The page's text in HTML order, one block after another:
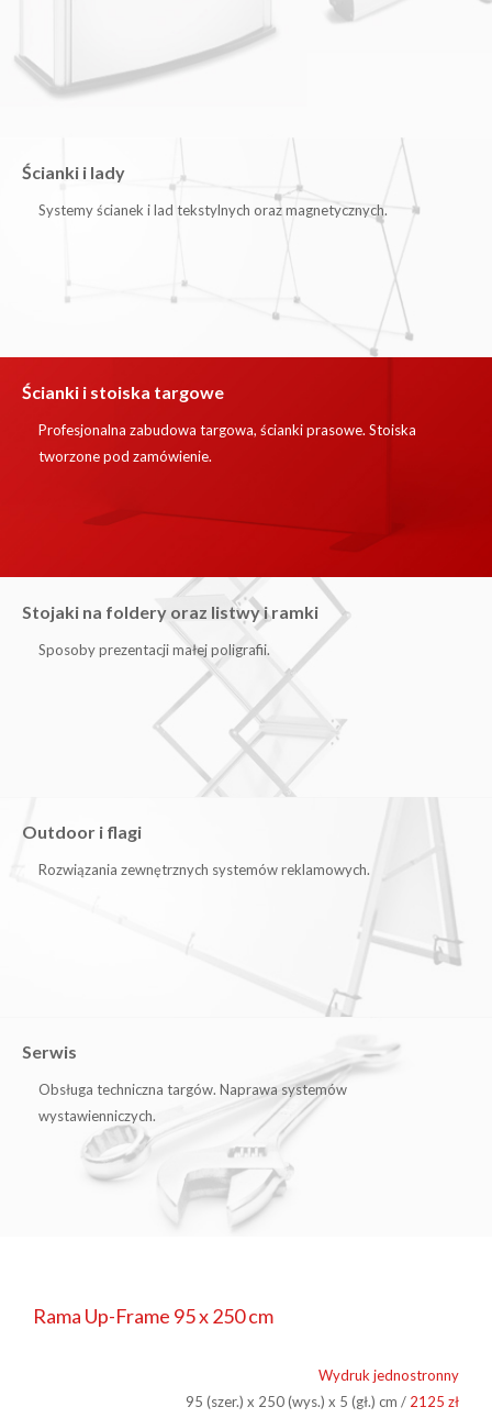
Ścianki i lady
Systemy ścianek i lad tekstylnych oraz magnetycznych.
Ścianki i stoiska targowe
Profesjonalna zabudowa targowa, ścianki prasowe. Stoiska
tworzone pod zamówienie.
Stojaki na foldery oraz listwy i ramki
Sposoby prezentacji małej poligrafii.
Outdoor i flagi
Rozwiązania zewnętrznych systemów reklamowych.
Serwis
Obsługa techniczna targów. Naprawa systemów
wystawienniczych.
Rama Up-Frame 95 x 250 cm
Wydruk jednostronny
95 (szer.) x 250 (wys.) x 5 (gł.) cm / 2125 zł